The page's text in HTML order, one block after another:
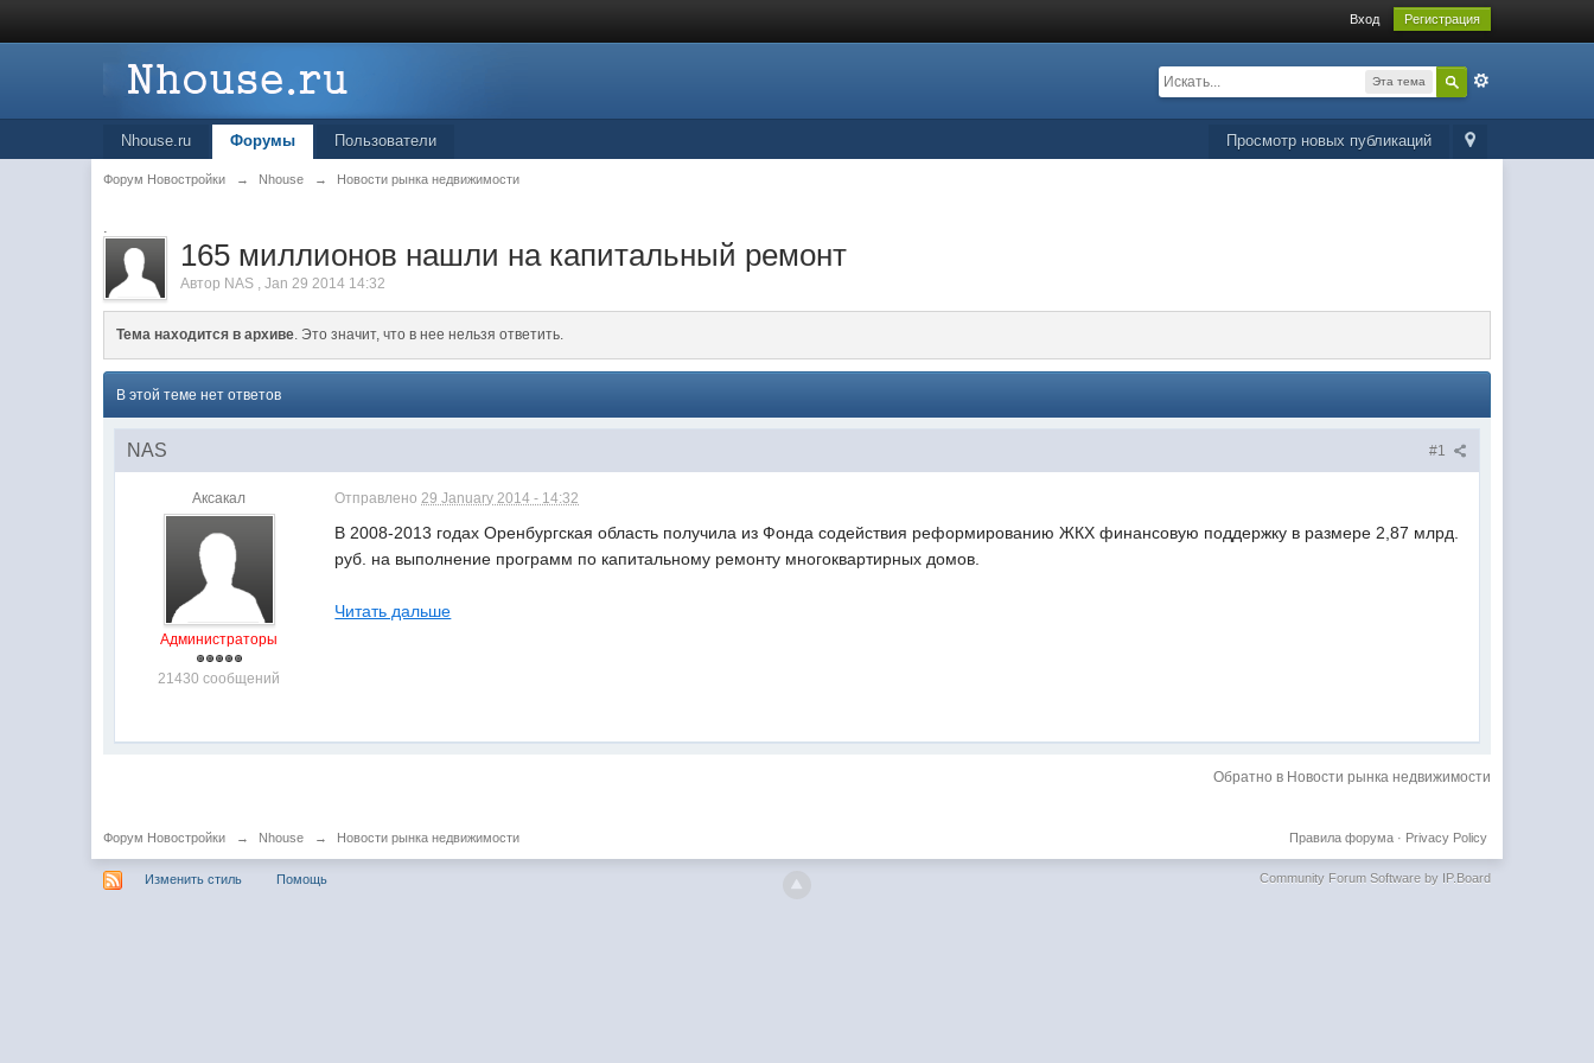
Вход Регистрация
Эта тема
Просмотр новых публикаций
Nhouse.ru Форумы Пользователи
Форум Новостройки → Nhouse → Новости рынка недвижимости
.
165 миллионов нашли на капитальный ремонт
Автор NAS ,Jan 29 2014 14:32
Тема находится в архиве. Это значит, что в нее нельзя ответить.
В этой теме нет ответов
#1
NAS
Аксакал
Администраторы
21430 сообщений
Отправлено29 January 2014 - 14:32
В 2008-2013 годах Оренбургская область получила из Фонда содействия реформированию ЖКХ финансовую поддержку в размере 2,87 млрд.
руб. на выполнение программ по капитальному ремонту многоквартирных домов.
Читать дальше
Обратно в Новости рынка недвижимости
Форум Новостройки → Nhouse → Новости рынка недвижимости Privacy Policy
Правила форума·
Изменить стиль Помощь Community Forum Software by IP.Board